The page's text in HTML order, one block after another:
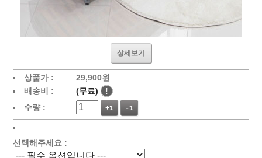
상세보기
상품가 :
29,900원
배송비 :
(무료)
!
수량 :
+1 -1
선택해주세요 :